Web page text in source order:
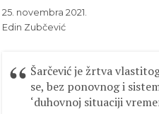
25. novembra 2021.
Edin Zubčević
Šarčević je žrtva
se, bez ponovnog i
‘duhovnoj situaciji